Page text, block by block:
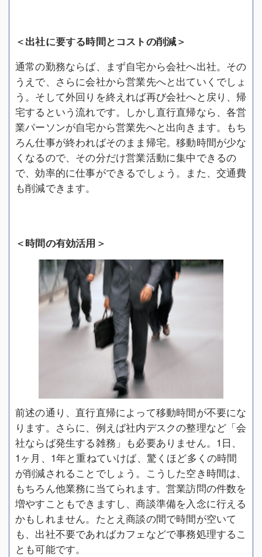
＜出社に要する時間とコストの削減＞
通常の勤務ならば、まず自宅から会社へ出社。その
うえで、さらに会社から営業先へと出ていくでしょ
う。そして外回りを終えれば再び会社へと戻り、帰
宅するという流れです。しかし直行直帰なら、各営
業パーソンが自宅から営業先へと出向きます。もち
ろん仕事が終わればそのまま帰宅。移動時間が少な
くなるので、その分だけ営業活動に集中できるの
で、効率的に仕事ができるでしょう。また、交通費
も削減できます。
＜時間の有効活用＞
前述の通り、直行直帰によって移動時間が不要にな
ります。さらに、例えば社内デスクの整理など「会
社ならば発生する雑務」も必要ありません。1日、
1ヶ月、1年と重ねていけば、驚くほど多くの時間
が削減されることでしょう。こうした空き時間は、
もちろん他業務に当てられます。営業訪問の件数を
増やすこともできますし、商談準備を入念に行える
かもしれません。たとえ商談の間で時間が空いて
も、出社不要であればカフェなどで事務処理するこ
とも可能です。